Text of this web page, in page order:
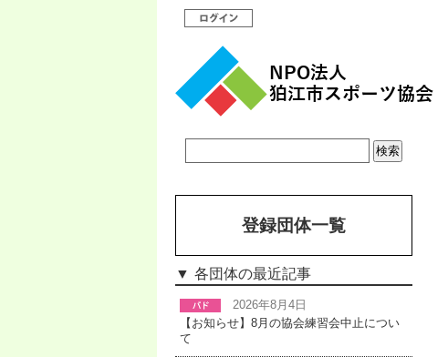
登録団体一覧
各団体の最近記事
2026年8月4日
【お知らせ】8月の協会練習会中止につい
て